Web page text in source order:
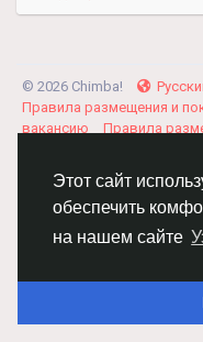
Этот сайт
обеспечить
на нашем сайте
© 2026 Chimba!
Правила размещения и
вакансию
Правила